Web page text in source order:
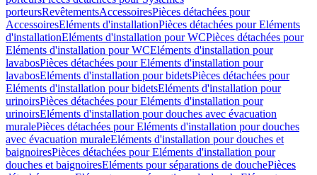
porteursRevêtementsAccessoiresPièces détachées pour
AccessoiresEléments d'installationPièces détachées pour Eléments
d'installationEléments d'installation pour WCPièces détachées pour
Eléments d'installation pour WCEléments d'installation pour
lavabosPièces détachées pour Eléments d'installation pour
lavabosEléments d'installation pour bidetsPièces détachées pour
Eléments d'installation pour bidetsEléments d'installation pour
urinoirsPièces détachées pour Eléments d'installation pour
urinoirsEléments d'installation pour douches avec évacuation
muralePièces détachées pour Eléments d'installation pour douches
avec évacuation muraleEléments d'installation pour douches et
baignoiresPièces détachées pour Eléments d'installation pour
douches et baignoiresEléments pour séparations de douchePièces